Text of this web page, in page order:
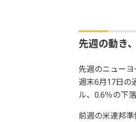
先週の動き
先週のニュー
週末6月17日の
ル、0.6％の下
前週の米連邦